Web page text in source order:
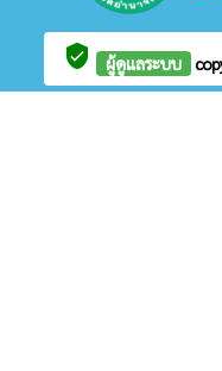
verified_user ผู้ดูแลระบบ